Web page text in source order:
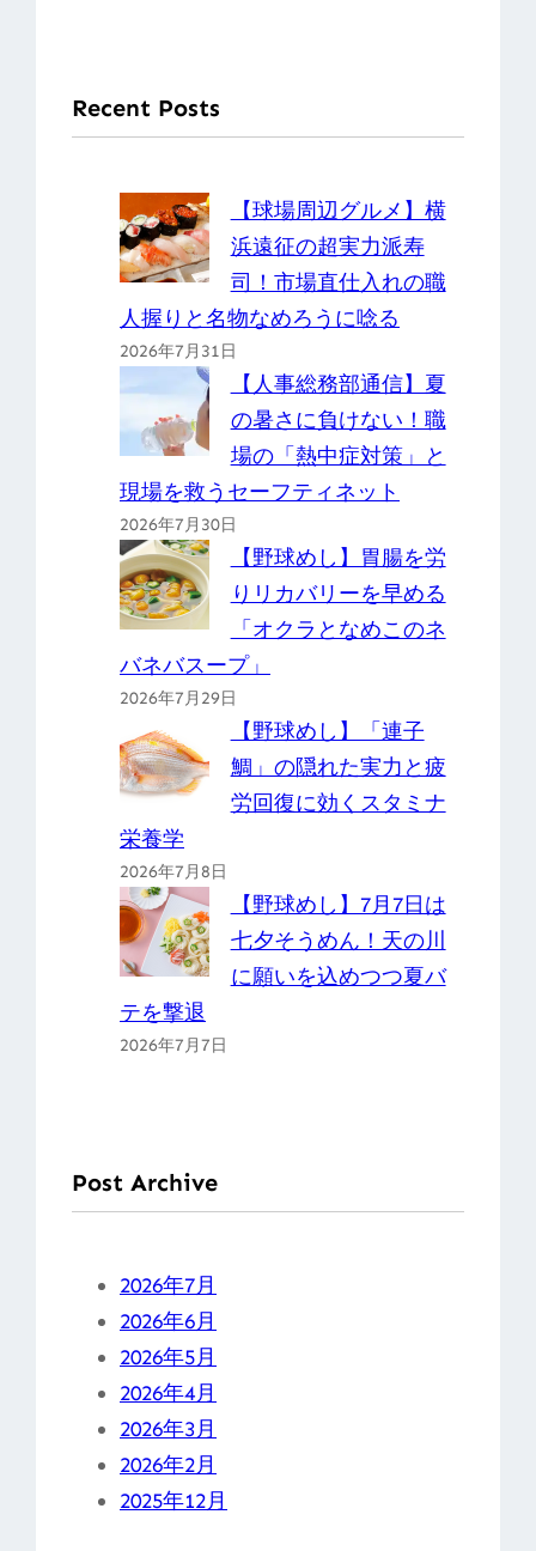
Recent Posts
【球場周辺グルメ】横
浜遠征の超実力派寿
司！市場直仕入れの職
人握りと名物なめろうに唸る
2026年7月31日
【人事総務部通信】夏
の暑さに負けない！職
場の「熱中症対策」と
現場を救うセーフティネット
2026年7月30日
【野球めし】胃腸を労
りリカバリーを早める
「オクラとなめこのネ
バネバスープ」
2026年7月29日
【野球めし】「連子
鯛」の隠れた実力と疲
労回復に効くスタミナ
栄養学
2026年7月8日
【野球めし】7月7日は
七夕そうめん！天の川
に願いを込めつつ夏バ
テを撃退
2026年7月7日
Post Archive
2026年7月
2026年6月
2026年5月
2026年4月
2026年3月
2026年2月
2025年12月